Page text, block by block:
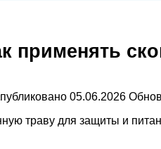
применять
05.06.2026